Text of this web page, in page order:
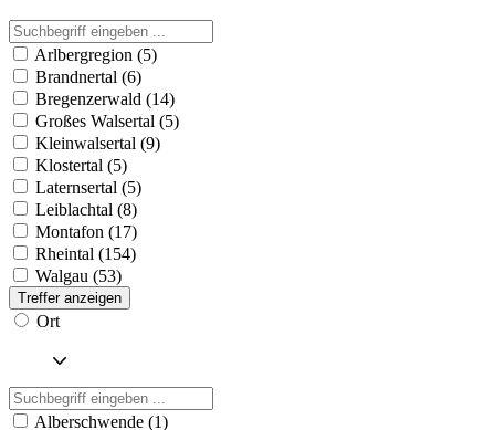
Arlbergregion (5)
Brandnertal (6)
Bregenzerwald (14)
Großes Walsertal (5)
Kleinwalsertal (9)
Klostertal (5)
Laternsertal (5)
Leiblachtal (8)
Montafon (17)
Rheintal (154)
Walgau (53)
Treffer anzeigen
Ort
Alberschwende (1)